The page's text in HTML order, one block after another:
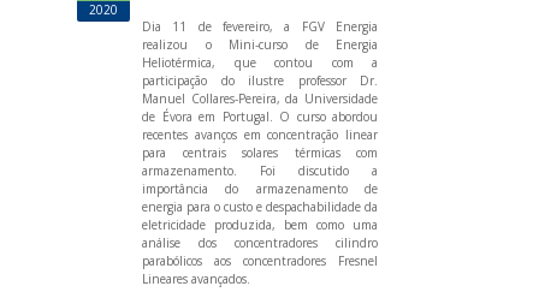
2020
Dia 11 de fevereiro, a FGV Energia
realizou o Mini-curso de Energia
Heliotérmica, que contou com a
participação do ilustre professor Dr.
Manuel Collares-Pereira, da Universidade
de Évora em Portugal. O curso abordou
recentes avanços em concentração linear
para centrais solares térmicas com
armazenamento. Foi discutido a
importância do armazenamento de
energia para o custo e despachabilidade da
eletricidade produzida, bem como uma
análise dos concentradores cilindro
parabólicos aos concentradores Fresnel
Lineares avançados.